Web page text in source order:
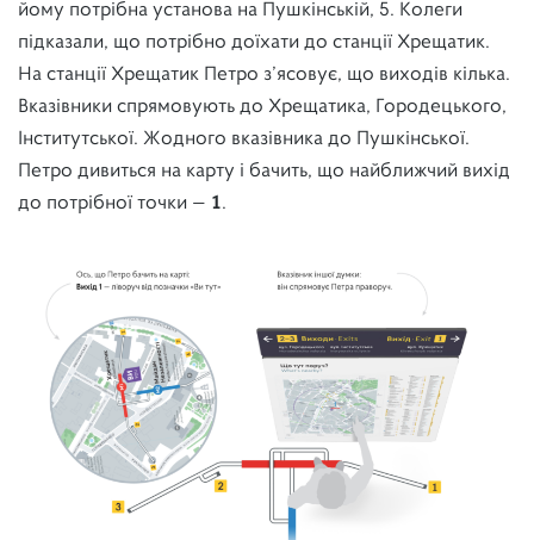
йому потрібна установа на Пушкінській, 5. Колеги
підказали, що потрібно доїхати до станції Хрещатик.
На станції Хрещатик Петро з’ясовує, що виходів кілька.
Вказівники спрямовують до Хрещатика, Городецького,
Інститутської. Жодного вказівника до Пушкінської.
Петро дивиться на карту і бачить, що найближчий вихід
до потрібної точки — 1.